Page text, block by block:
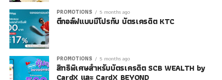
PROMOTIONS 5 months ago
ตีกอล์ฟแบบมีโปรกับ บัตรเครดิต KTC
PROMOTIONS 5 months ago
สิทธิพิเศษสำหรับบัตรเครดิต SCB WEALTH by
CardX และ CardX BEYOND